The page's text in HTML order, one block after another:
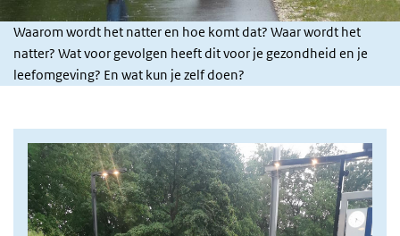
Waarom wordt het natter en hoe komt dat? Waar wordt het
natter? Wat voor gevolgen heeft dit voor je gezondheid en je
leefomgeving? En wat kun je zelf doen?
foto